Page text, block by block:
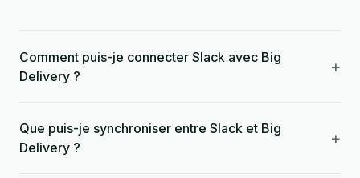
Comment puis-je connecter Slack avec Big
Delivery ?
+
Que puis-je synchroniser entre Slack et Big
Delivery ?
+